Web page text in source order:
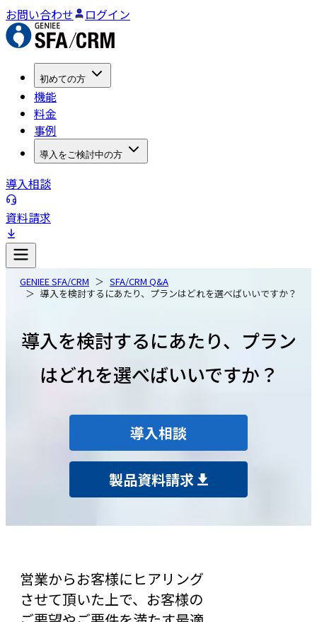
お問い合わせ ログイン
初めての方
機能
料金
事例
導入をご検討中の方
導入相談
資料請求
GENIEE SFA/CRM
SFA/CRM Q&A
導入を検討するにあたり、プランはどれを選べばいいですか？
導入を検討するにあたり、プラン
はどれを選べばいいですか？
導入相談
製品資料請求
営業からお客様にヒアリング
させて頂いた上で、お客様の